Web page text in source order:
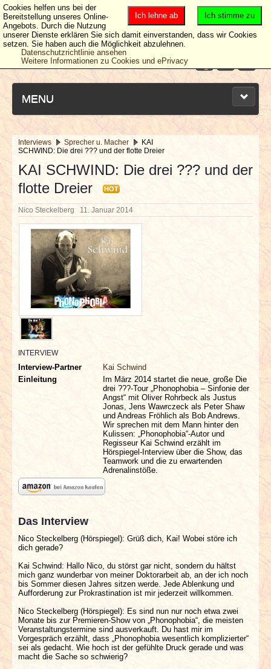
MENU
NEUESTE ARTIKEL
NEWS & DATES
BERICHTE
VERLOSUNGEN
INTERVIEWS
SPECIALS
REDAKTION
LINKS
Interviews Sprecher u. Macher
KAI
SCHWIND: Die drei ??? und der flotte Dreier
KAI SCHWIND: Die drei ??? und der
flotte Dreier
HOT
Nico Steckelberg 11. Januar 2014
INTERVIEW
Interview-Partner
Kai Schwind
Einleitung
Im März 2014 startet die neue, große Die
drei ???-Tour „Phonophobia – Sinfonie der
Angst“ mit Oliver Rohrbeck als Justus
Jonas, Jens Wawrczeck als Peter Shaw
und Andreas Fröhlich als Bob Andrews.
Wir sprechen mit dem Mann hinter den
Kulissen: „Phonophobia“-Autor und
Regisseur Kai Schwind erzählt im
Hörspiegel-Interview über die Show, das
Teamwork und die zu erwartenden
Adrenalinstöße.
Das Interview
Nico Steckelberg (Hörspiegel): Grüß dich, Kai! Wobei störe ich
dich gerade?
Kai Schwind: Hallo Nico, du störst gar nicht, sondern du hältst
mich ganz wunderbar von meiner Doktorarbeit ab, an der ich noch
bis Sommer diesen Jahres sitzen werde. Jede Ablenkung und
Aufforderung zur Prokrastination ist mir jederzeit willkommen.
Nico Steckelberg (Hörspiegel): Es sind nun nur noch etwa zwei
Monate bis zur Premieren-Show von „Phonophobia“, die meisten
Veranstaltungstermine sind ausverkauft. Du hast mir im
Vorgespräch erzählt, dass „Phonophobia wesentlich komplizierter“
sei als gedacht. Wie hoch ist der gefühlte Druck gerade und was
macht die Sache so schwierig?
Ich stimme zu
Ich lehne ab
Cookies helfen uns bei der
Bereitstellung unseres Online-
Angebots. Durch die Nutzung
unserer Dienste erklären Sie sich damit einverstanden, dass wir Cookies
setzen. Sie haben auch die Möglichkeit abzulehnen.
Datenschutzrichtlinie ansehen
Weitere Informationen zu Cookies und ePrivacy